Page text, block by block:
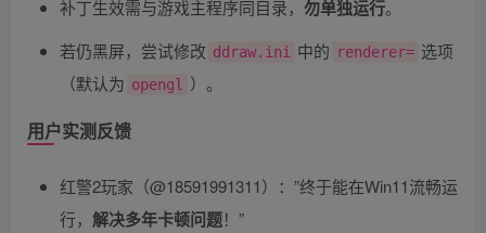
补丁生效需与游戏主程序同目录，​ 勿单独运行。
若仍黑屏，尝试修改 ddraw.ini 中的 renderer= 选项
（默认为 opengl ）。
用户实测反馈
红警2玩家（@18591991311）：”终于能在Win11流畅运
行，​ 解决多年卡顿问题​！”